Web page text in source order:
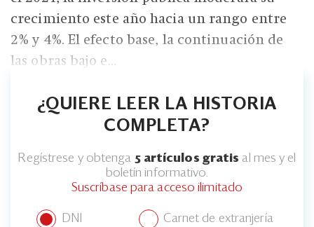
crecimiento este año hacia un rango entre
2% y 4%. El efecto base, la continuación de
las obras bajo e...
¿QUIERE LEER LA HISTORIA
COMPLETA?
Regístrese y obtenga 5 artículos gratis al mes y el
boletín informativo.
Suscríbase para acceso ilimitado
DNI Carnet de extranjería